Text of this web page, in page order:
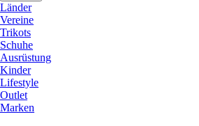
Länder
Vereine
Trikots
Schuhe
Ausrüstung
Kinder
Lifestyle
Outlet
Marken